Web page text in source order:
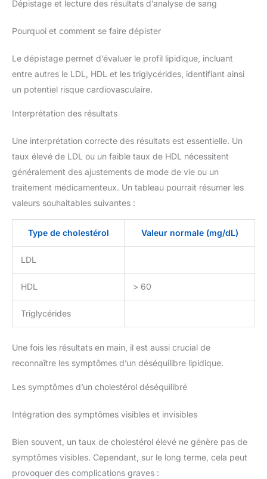
Dépistage et lecture des résultats d’analyse de sang
Pourquoi et comment se faire dépister
Le dépistage permet d’évaluer le profil lipidique, incluant
entre autres le LDL, HDL et les triglycérides, identifiant ainsi
un potentiel risque cardiovasculaire.
Interprétation des résultats
Une interprétation correcte des résultats est essentielle. Un
taux élevé de LDL ou un faible taux de HDL nécessitent
généralement des ajustements de mode de vie ou un
traitement médicamenteux. Un tableau pourrait résumer les
valeurs souhaitables suivantes :
Type de cholestérol Valeur normale (mg/dL)
LDL
HDL > 60
Triglycérides
Une fois les résultats en main, il est aussi crucial de
reconnaître les symptômes d’un déséquilibre lipidique.
Les symptômes d’un cholestérol déséquilibré
Intégration des symptômes visibles et invisibles
Bien souvent, un taux de cholestérol élevé ne génère pas de
symptômes visibles. Cependant, sur le long terme, cela peut
provoquer des complications graves :